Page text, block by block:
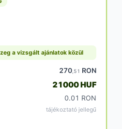
a vizsgált ajánlatok közül
270 ,51 RON
21000 HUF
0.01 RON
tájékoztató jellegű